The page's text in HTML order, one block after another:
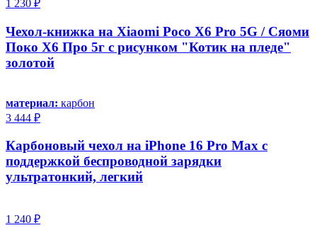
1 230 ₽
Чехол-книжка на Xiaomi Poco X6 Pro 5G / Сяоми
Поко Х6 Про 5г с рисунком "Котик на пледе"
золотой
материал: карбон
3 444 ₽
Карбоновый чехол на iPhone 16 Pro Max с
поддержкой беспроводной зарядки
ультратонкий, легкий
1 240 ₽